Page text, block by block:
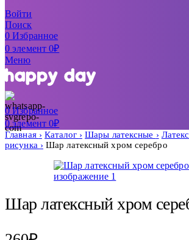
Войти
Поиск
0Избранное
0элемент 0₽
Меню
0Избранное
0элемент 0₽
Главная Каталог Шары латексные
рисунка
Шар латексный хром серебро
Шар латексный хром